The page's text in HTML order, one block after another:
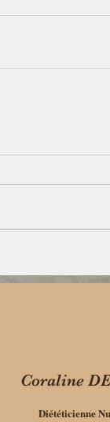
Coraline
Diététicienne